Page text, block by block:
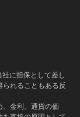
に担保として差し
れることもある反
、金利、通貨の価